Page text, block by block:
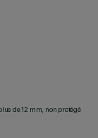
de 12 mm, non protégé